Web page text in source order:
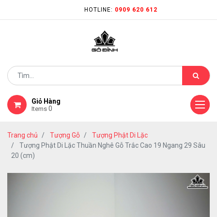
HOTLINE: 0909 620 612
Giỏ Hàng
Items 0
Trang chủ Tượng Gỗ
Tượng Phật Di Lặc
Tượng Phật Di Lặc Thuần Nghê Gỗ Trắc Cao 19 Ngang 29 Sâu
20 (cm)